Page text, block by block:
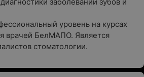
уровень на курсах
врачей БелМАПО. Является
стоматологии.